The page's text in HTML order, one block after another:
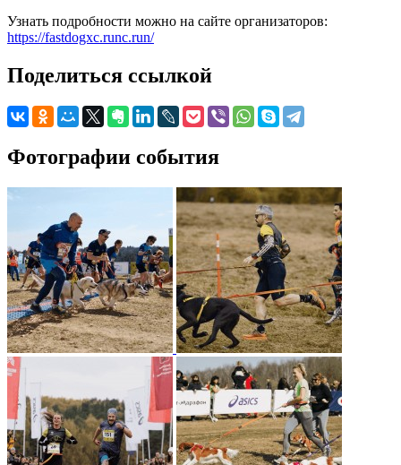
Узнать подробности можно на сайте организаторов:
https://fastdogxc.runc.run/
Поделиться ссылкой
Фотографии события